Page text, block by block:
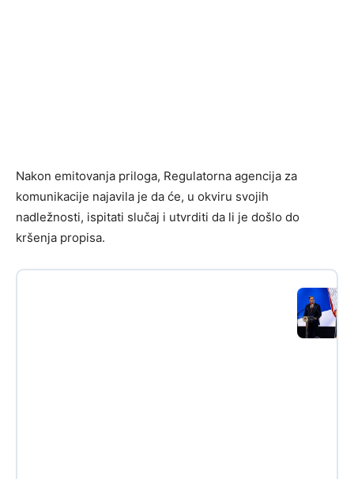
Nakon emitovanja priloga, Regulatorna agencija za
komunikacije najavila je da će, u okviru svojih
nadležnosti, ispitati slučaj i utvrditi da li je došlo do
kršenja propisa.